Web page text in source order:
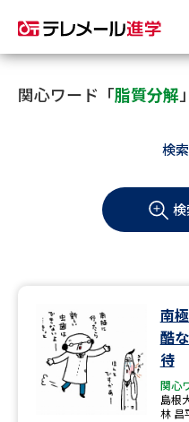
資料請求
大学・短大の資料種類か
過去問題集
大学・短大以外の資料から
専門学校の資料請求
関心ワード「脂質分解
検
南
酷
待
関心
島根
林 昌